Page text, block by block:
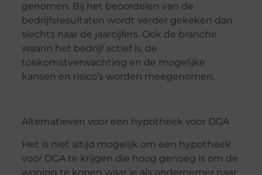
genomen. Bij het beoordelen van de
bedrijfsresultaten wordt verder gekeken dan
slechts naar de jaarcijfers. Ook de branche
waarin het bedrijf actief is, de
toekomstverwachting en de mogelijke
kansen en risico’s worden meegenomen.
Alternatieven voor een hypotheek voor DGA
Het is niet altijd mogelijk om een hypotheek
voor DGA te krijgen die hoog genoeg is om de
woning te kopen waar je als ondernemer naar